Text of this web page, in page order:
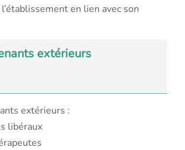
en lien avec son
extérieurs
extérieurs :
libéraux